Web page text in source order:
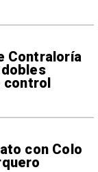
Contraloría
con Colo